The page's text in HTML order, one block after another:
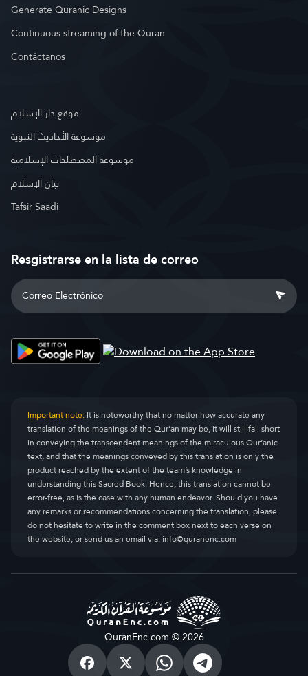
Generate Quranic Designs
Continuous streaming of the Quran
Contáctanos
موقع دار الإسلام
موسوعة الأحاديث النبوية
موسوعة المصطلحات الإسلامية
بيان الإسلام
Tafsir Saadi
Resgistrarse en la lista de correo
Important note:It is noteworthy that no matter how accurate any
translation of the meanings of the Qur’an may be, it will still fall short
in conveying the transcendent meanings of the miraculous Qur’anic
text, and that the meanings conveyed by this translation is only the
product reached by the extent of the team’s knowledge in
understanding this Sacred Book. Hence, this translation cannot be
error-free, as is the case with any human endeavor. Should you have
any remarks or recommendations concerning the translation, please
do not hesitate to write in the comment box next to each verse on
the website, or send us an email via:info@quranenc.com
QuranEnc.com © 2026